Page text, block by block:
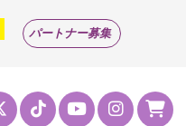
パートナー募集